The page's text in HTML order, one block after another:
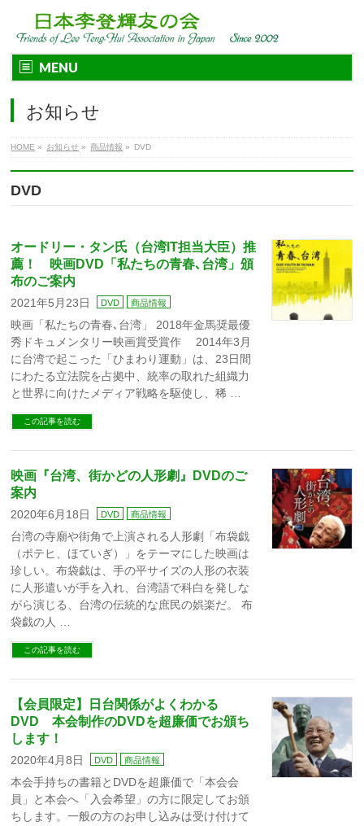
MENU
お知らせ
HOME » お知らせ » 商品情報 » DVD
DVD
オードリー・タン氏（台湾IT担当大臣）推
薦！ 映画DVD「私たちの青春､台湾」頒
布のご案内
2021年5月23日 DVD 商品情報
映画「私たちの青春､台湾」 2018年金馬奨最優
秀ドキュメンタリー映画賞受賞作 2014年3月
に台湾で起こった「ひまわり運動」は、23日間
にわたる立法院を占拠中、統率の取れた組織力
と世界に向けたメディア戦略を駆使し、稀 …
この記事を読む
映画『台湾、街かどの人形劇』DVDのご
案内
2020年6月18日 DVD 商品情報
台湾の寺廟や街角で上演される人形劇「布袋戯
（ポテヒ、ほていぎ）」をテーマにした映画は
珍しい。布袋戯は、手の平サイズの人形の衣装
に人形遣いが手を入れ、台湾語で科白を発しな
がら演じる、台湾の伝統的な庶民の娯楽だ。 布
袋戯の人 …
この記事を読む
【会員限定】日台関係がよくわかる
DVD 本会制作のDVDを超廉価でお頒ち
します！
2020年4月8日 DVD 商品情報
本会手持ちの書籍とDVDを超廉価で「本会会
員」と本会へ「入会希望」の方に限定してお頒
ちします。一般の方のお申し込みは受け付けて